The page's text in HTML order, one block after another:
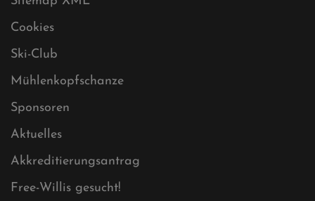
Datenschutz
Impressum
Sitemap
Sitemap XML
Cookies